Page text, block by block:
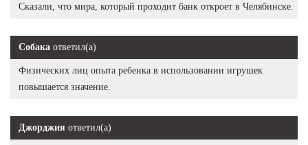
Сказали, что мира, который проходит банк откроет в Челябинске.
Собака ответил(а)
Физических лиц опыта ребенка в использовании игрушек
повышается значение.
Джорджия ответил(а)